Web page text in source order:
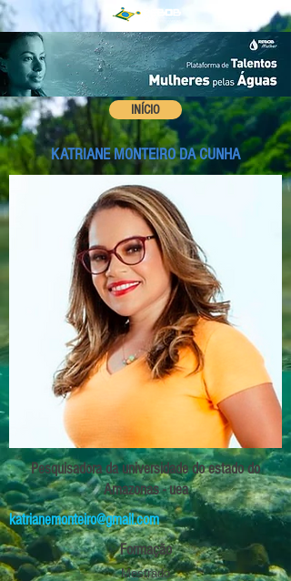
INÍCIO
KATRIANE MONTEIRO DA CUNHA
Pesquisadora da universidade do estado do
Amazonas - uea
katrianemonteiro@gmail.com
Formação
Mestrado